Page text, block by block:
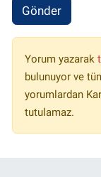
Gönder
Yorum yazarak
bulunuyor ve
yorumlardan
tutulamaz.